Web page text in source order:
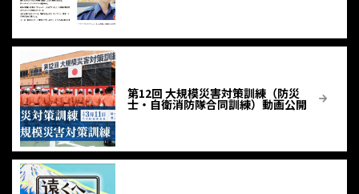
第12回 大規模災害対策訓練（防災
士・自衛消防隊合同訓練）動画公開